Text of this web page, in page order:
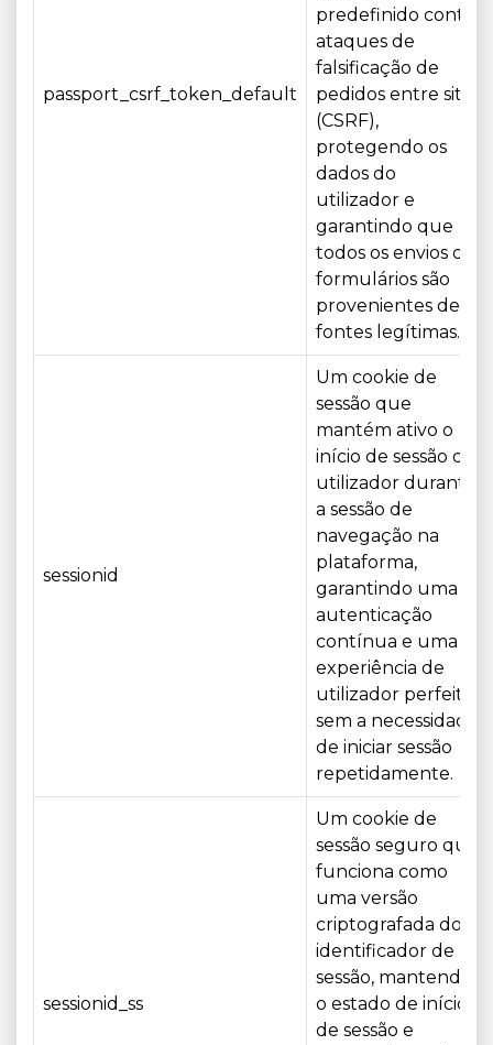
passport_csrf_token_default
predefinido contra
ataques de
falsificação de
pedidos entre sites
(CSRF),
protegendo os
dados do
utilizador e
garantindo que
todos os envios de
formulários são
provenientes de
fontes legítimas.
sessionid
Um cookie de
sessão que
mantém ativo o
início de sessão do
utilizador durante
a sessão de
navegação na
plataforma,
garantindo uma
autenticação
contínua e uma
experiência de
utilizador perfeita,
sem a necessidade
de iniciar sessão
repetidamente.
sessionid_ss
Um cookie de
sessão seguro que
funciona como
uma versão
criptografada do
identificador de
sessão, mantendo
o estado de início
de sessão e